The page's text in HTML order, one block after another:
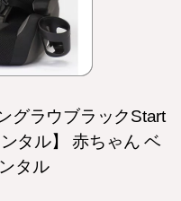
グラウブラックStart
タル】 赤ちゃん ベ
タル